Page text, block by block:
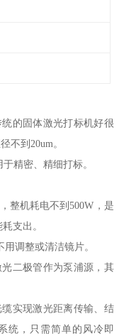
的固体激光打标机好很
不到20um。
精密、精细打标。
整机耗电不到500W，是
支出。
调整或清洁镜片。
二极管作为泵浦源，其
实现激光距离传输、结
统，只需简单的风冷即